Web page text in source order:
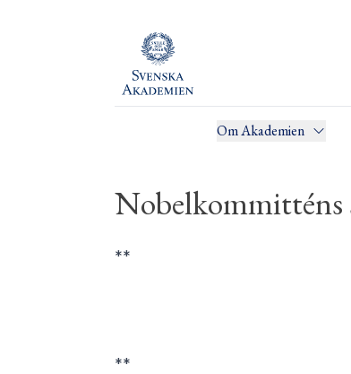
Om Akademien
Nobelkommitténs
**
**